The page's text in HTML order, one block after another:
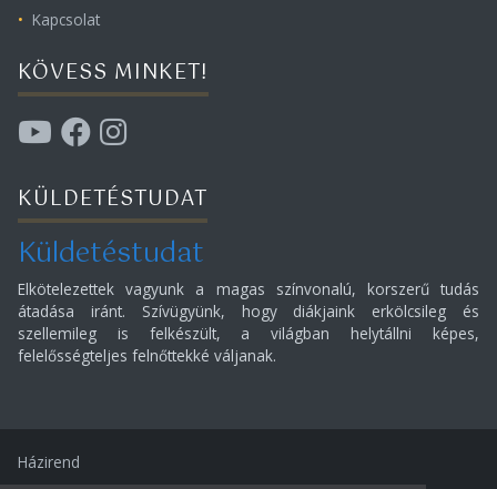
Kapcsolat
KÖVESS MINKET!
KÜLDETÉSTUDAT
Küldetéstudat
Elkötelezettek vagyunk a magas színvonalú, korszerű tudás
átadása iránt. Szívügyünk, hogy diákjaink erkölcsileg és
szellemileg is felkészült, a világban helytállni képes,
felelősségteljes felnőttekké váljanak.
Házirend